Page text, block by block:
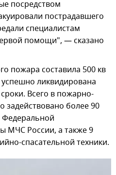
посредством
пострадавшего
специалистам
помощи", — сказано
пожара составила 500 кв
ликвидирована
Всего в пожарно-
задействовано более 90
Федеральной
МЧС России, а также 9
спасательной техники.